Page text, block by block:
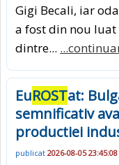
Gigi Becali, iar
a fost din nou luat
dintre...
EuROSTat:
semnificativ
productiei
publicat 2026-08-05 23:45:08